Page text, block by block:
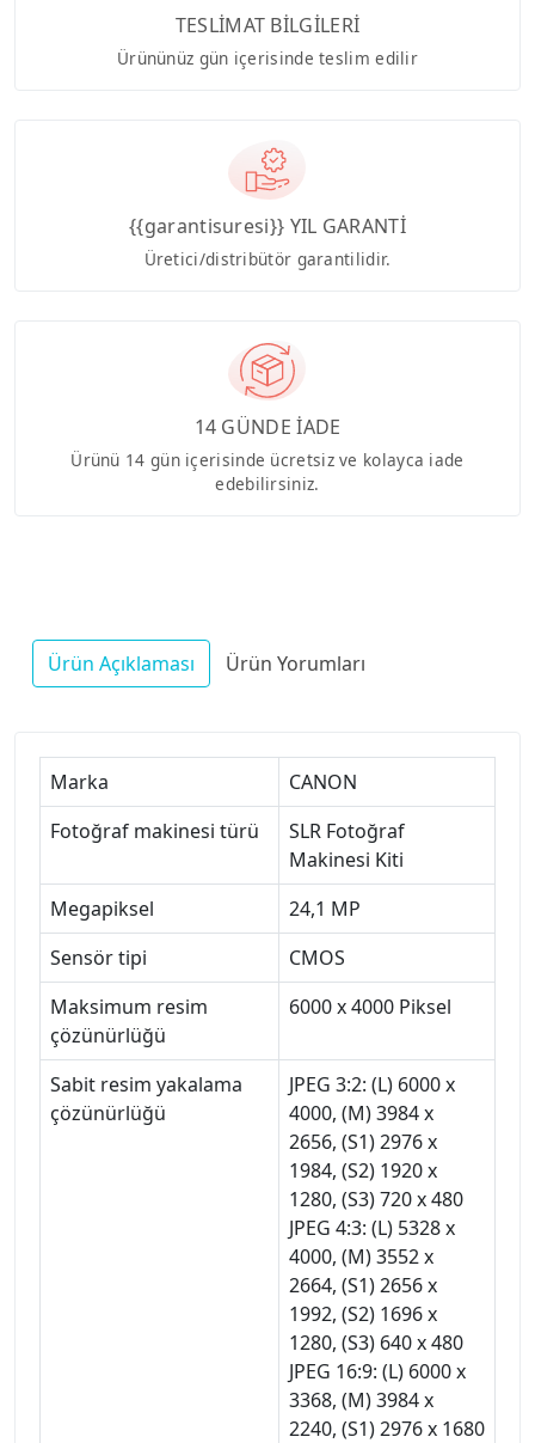
TESLİMAT BİLGİLERİ
Ürününüz gün içerisinde teslim edilir
{{garantisuresi}} YIL GARANTİ
Üretici/distribütör garantilidir.
14 GÜNDE İADE
Ürünü 14 gün içerisinde ücretsiz ve kolayca iade
edebilirsiniz.
Ürün Açıklaması Ürün Yorumları
Marka
CANON
Fotoğraf makinesi türü
SLR Fotoğraf
Makinesi Kiti
Megapiksel
24,1 MP
Sensör tipi
CMOS
Maksimum resim
çözünürlüğü
6000 x 4000 Piksel
Sabit resim yakalama
çözünürlüğü
JPEG 3:2: (L) 6000 x
4000, (M) 3984 x
2656, (S1) 2976 x
1984, (S2) 1920 x
1280, (S3) 720 x 480
JPEG 4:3: (L) 5328 x
4000, (M) 3552 x
2664, (S1) 2656 x
1992, (S2) 1696 x
1280, (S3) 640 x 480
JPEG 16:9: (L) 6000 x
3368, (M) 3984 x
2240, (S1) 2976 x 1680